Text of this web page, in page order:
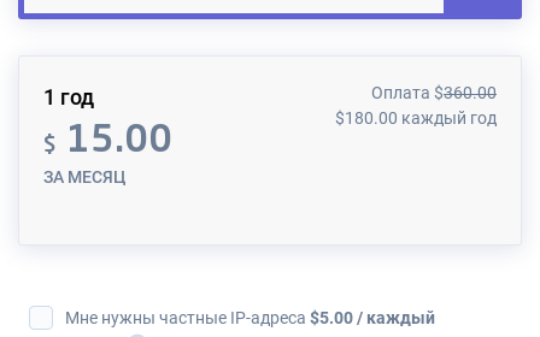
1 год
$ 15.00
ЗА МЕСЯЦ
Оплата $360.00
$180.00 каждый год
Мне нужны частные IP-адреса $5.00/ каждый